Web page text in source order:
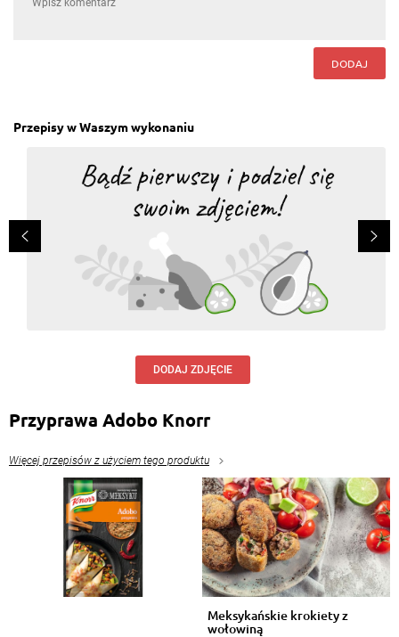
DODAJ
Przepisy w Waszym wykonaniu
DODAJ ZDJĘCIE
Przyprawa Adobo Knorr
Więcej przepisów z użyciem tego produktu
Meksykańskie krokiety z
wołowiną